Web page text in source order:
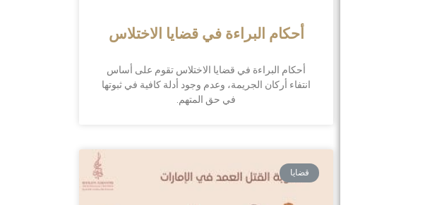
أحكام البراءة في قضايا الاختلاس
أحكام البراءة في قضايا الاختلاس تقوم على أساس
انتفاء أركان الجريمة، وعدم وجود أدلة كافية في ثبوتها
في حق المتهم.
قضايا